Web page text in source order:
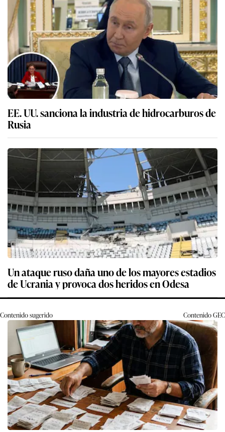
EE. UU. sanciona la industria de hidrocarburos de
Rusia
Un ataque ruso daña uno de los mayores estadios
de Ucrania y provoca dos heridos en Odesa
Contenido sugerido ContenidoGEC